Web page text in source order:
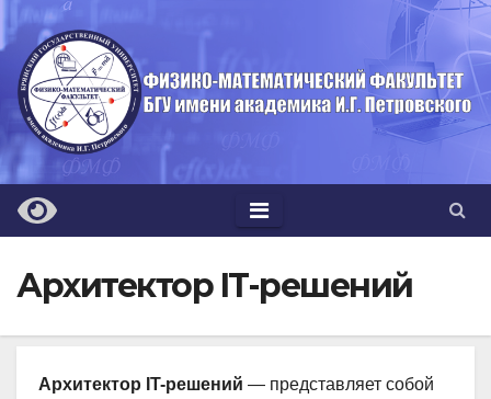
Перейти
к
содержимому
Архитектор IT-решений
Архитектор IT-решений — представляет собой